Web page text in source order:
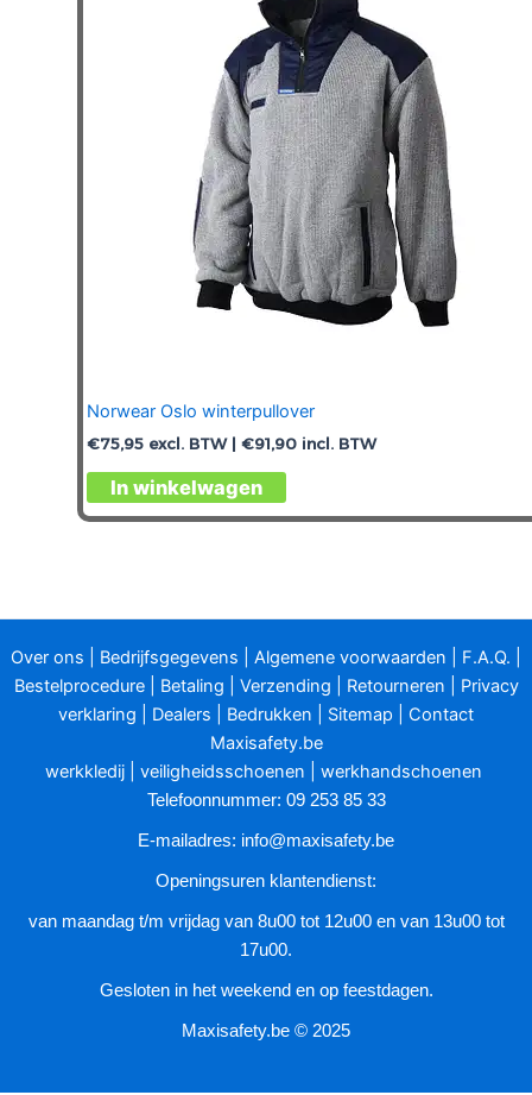
kan
gekozen
worden
op
de
productpagina
Norwear Oslo winterpullover
€75,95 excl. BTW | €91,90 incl. BTW
In winkelwagen
Dit
product
Deze
kan
gekozen
worden
de
Over ons Bedrijfsgegevens Algemene voorwaarden F.A.Q.
Bestelprocedure| Betaling Verzending Retourneren
Privacy
verklaring
Dealers Bedrukken Sitemap
Contact
Maxisafety.be
werkkledij
veiligheidsschoenen werkhandschoenen
Telefoonnummer: 09 253 85 33
E-mailadres: info@maxisafety.be
Openingsuren klantendienst:
van maandag t/m vrijdag van 8u00 tot 12u00 en van 13u00 tot
17u00.
Gesloten in het weekend en op feestdagen.
Maxisafety.be © 2025